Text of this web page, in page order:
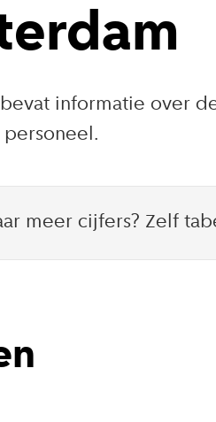
bevat informatie over
personeel.
meer cijfers? Zelf